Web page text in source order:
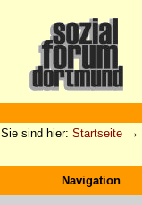
Werkzeuge
Sie sind hier: Startseite →
Navigation